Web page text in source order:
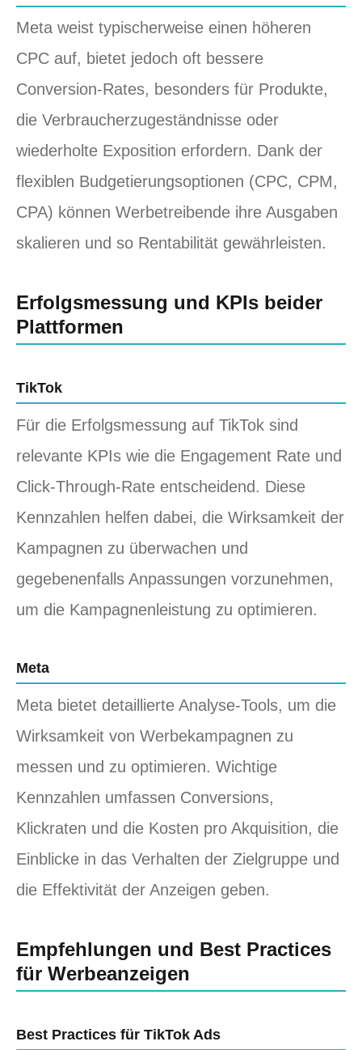
Meta weist typischerweise einen höheren
CPC auf, bietet jedoch oft bessere
Conversion-Rates, besonders für Produkte,
die Verbraucherzugeständnisse oder
wiederholte Exposition erfordern. Dank der
flexiblen Budgetierungsoptionen (CPC, CPM,
CPA) können Werbetreibende ihre Ausgaben
skalieren und so Rentabilität gewährleisten.
Erfolgsmessung und KPIs beider
Plattformen
TikTok
Für die Erfolgsmessung auf TikTok sind
relevante KPIs wie die Engagement Rate und
Click-Through-Rate entscheidend. Diese
Kennzahlen helfen dabei, die Wirksamkeit der
Kampagnen zu überwachen und
gegebenenfalls Anpassungen vorzunehmen,
um die Kampagnenleistung zu optimieren.
Meta
Meta bietet detaillierte Analyse-Tools, um die
Wirksamkeit von Werbekampagnen zu
messen und zu optimieren. Wichtige
Kennzahlen umfassen Conversions,
Klickraten und die Kosten pro Akquisition, die
Einblicke in das Verhalten der Zielgruppe und
die Effektivität der Anzeigen geben.
Empfehlungen und Best Practices
für Werbeanzeigen
Best Practices für TikTok Ads